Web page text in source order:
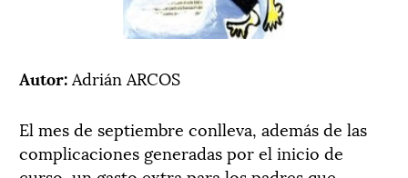
Autor:Adrián ARCOS
El mes de septiembre conlleva, además de las
complicaciones generadas por el inicio de